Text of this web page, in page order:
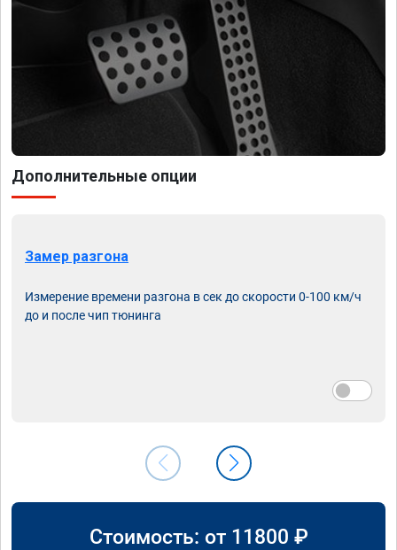
Дополнительные опции
Замер разгона
Измерение времени разгона в сек до скорости 0-100 км/ч
до и после чип тюнинга
Стоимость: от 11800 ₽